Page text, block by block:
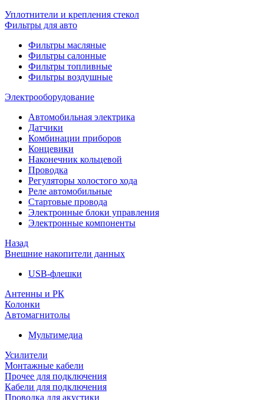
Уплотнители и крепления стекол
Фильтры для авто
Фильтры масляные
Фильтры салонные
Фильтры топливные
Фильтры воздушные
Электрооборудование
Автомобильная электрика
Датчики
Комбинации приборов
Концевики
Наконечник кольцевой
Проводка
Регуляторы холостого хода
Реле автомобильные
Стартовые провода
Электронные блоки управления
Электронные компоненты
Назад
Внешние накопители данных
USB-флешки
Антенны и РК
Колонки
Автомагнитолы
Мультимедиа
Усилители
Монтажные кабели
Прочее для подключения
Кабели для подключения
Проводка для акустики